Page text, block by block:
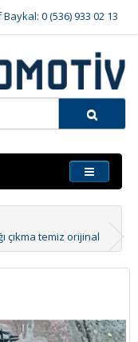
0 (536) 933 02 13
çıkma temiz orijinal